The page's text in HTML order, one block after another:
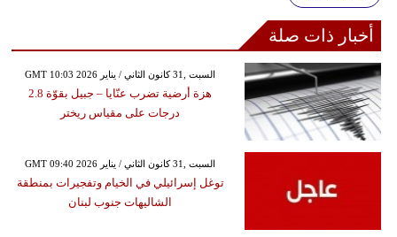
أخبار ذات صلة
GMT 10:03 2026 السبت ,31 كانون الثاني / يناير
هزة أرضية تضرب عنّايا – جبيل بقوّة 2.8
درجات على مقياس ريختر
GMT 09:40 2026 السبت ,31 كانون الثاني / يناير
توغل إسرائيلي في الخيام وتفجيرات بمنطقة
الشاليهات جنوب لبنان